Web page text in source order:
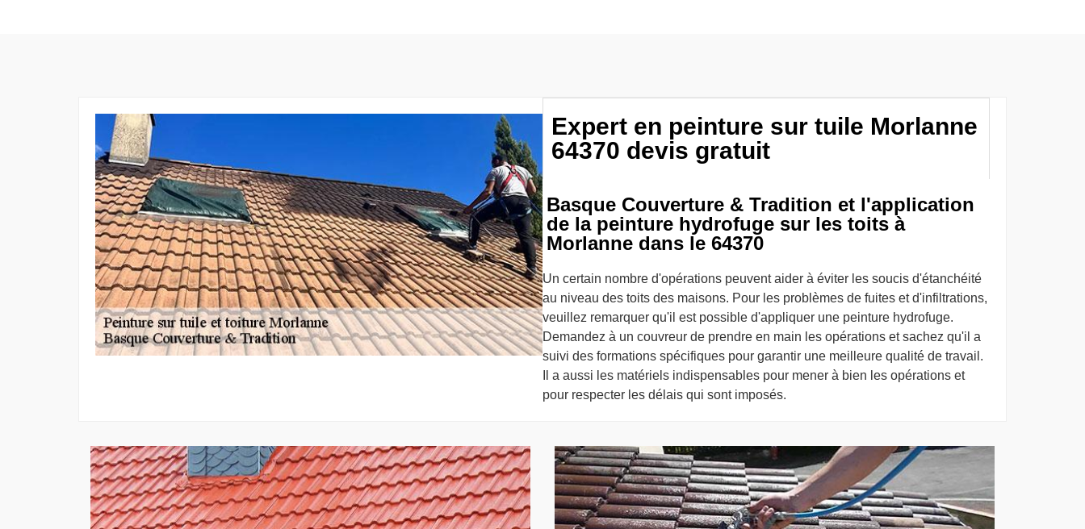
Expert en peinture sur tuile Morlanne
64370 devis gratuit
Basque Couverture & Tradition et l'application
de la peinture hydrofuge sur les toits à
Morlanne dans le 64370
Un certain nombre d'opérations peuvent aider à éviter les soucis d'étanchéité
au niveau des toits des maisons. Pour les problèmes de fuites et d'infiltrations,
veuillez remarquer qu'il est possible d'appliquer une peinture hydrofuge.
Demandez à un couvreur de prendre en main les opérations et sachez qu'il a
suivi des formations spécifiques pour garantir une meilleure qualité de travail.
Il a aussi les matériels indispensables pour mener à bien les opérations et
pour respecter les délais qui sont imposés.